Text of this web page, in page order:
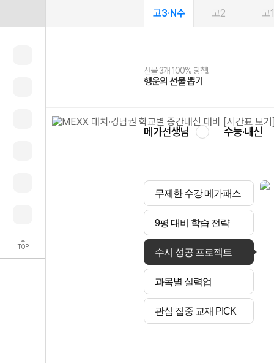
TOP
고3·N수 고2 고1
선물 3개 100% 당첨!
행운의 선물 뽑기
선물 100% 증정!
메가스터디 X 올리브
여름방학 스터디 캐시백
메가런 썸머스쿨
2027 러셀 단과
강사 공개선발
스마트러닝앱
설문 EVENT
메가패스
3일 무료 체험권
메가패스 수강생 무료혜택!
메가클럽 멤버십
사회공헌 캠페인
희망이룸 메가나눔
메가선생님 수능·내신
무제한 수강 메가패스
9평 대비 학습 전략
수시 성공 프로젝트
과목별 실력업
관심 집중 교재 PICK